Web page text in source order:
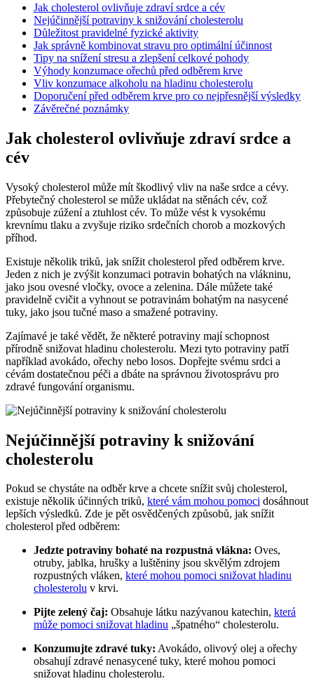
Jak cholesterol ovlivňuje zdraví srdce a cév
Nejúčinnější potraviny k snižování cholesterolu
Důležitost pravidelné fyzické aktivity
Jak správně kombinovat stravu pro optimální účinnost
Tipy na snížení stresu a zlepšení celkové pohody
Výhody konzumace ořechů před odběrem krve
Vliv konzumace alkoholu na hladinu cholesterolu
Doporučení před odběrem krve pro co nejpřesnější výsledky
Závěrečné poznámky
Jak cholesterol ovlivňuje zdraví srdce a
cév
Vysoký cholesterol může mít škodlivý vliv na naše srdce a cévy.
Přebytečný cholesterol se může ukládat na stěnách cév, což
způsobuje zúžení a ztuhlost cév. To může vést k vysokému
krevnímu tlaku a zvyšuje riziko srdečních chorob a mozkových
příhod.
Existuje několik triků, jak snížit cholesterol před odběrem krve.
Jeden z nich je zvýšit konzumaci potravin bohatých na vlákninu,
jako jsou ovesné vločky, ovoce a zelenina. Dále můžete také
pravidelně cvičit a vyhnout se potravinám bohatým na nasycené
tuky, jako jsou tučné maso a smažené potraviny.
Zajímavé je také vědět, že některé potraviny mají schopnost
přírodně snižovat hladinu cholesterolu. Mezi tyto potraviny patří
například avokádo, ořechy nebo losos. Dopřejte svému srdci a
cévám dostatečnou péči a dbáte na správnou životosprávu pro
zdravé fungování organismu.
Nejúčinnější potraviny k snižování
cholesterolu
Pokud se chystáte na odběr krve a chcete snížit svůj cholesterol,
existuje několik účinných triků, které vám mohou pomoci dosáhnout
lepších výsledků. Zde je pět osvědčených způsobů, jak snížit
cholesterol před odběrem:
Jedzte potraviny bohaté na rozpustná vlákna: Oves,
otruby, jablka, hrušky a luštěniny jsou skvělým zdrojem
rozpustných vláken, které mohou pomoci snižovat hladinu
cholesterolu v krvi.
Pijte zelený čaj: Obsahuje látku nazývanou katechin, která
může pomoci snižovat hladinu „špatného“ cholesterolu.
Konzumujte zdravé tuky: Avokádo, olivový olej a ořechy
obsahují zdravé nenasycené tuky, které mohou pomoci
snižovat hladinu cholesterolu.